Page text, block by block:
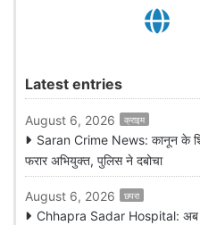
Latest entries
August 6, 2026 क्राइम
Saran Crime News: कानून के
फरार अभियुक्त, पुलिस ने दबोचा
August 6, 2026 छपरा
Chhapra Sadar Hospital: अब